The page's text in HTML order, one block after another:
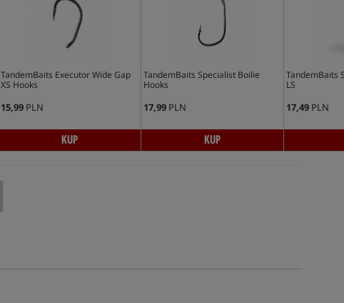
TandemBaits Executor Wide Gap
XS Hooks
15,99PLN
KUP
TandemBaits Specialist Boilie
Hooks
17,99PLN
KUP
TandemBaits
LS
17,49PLN